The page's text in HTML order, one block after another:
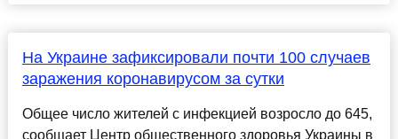
На Украине зафиксировали почти 100 случаев
заражения коронавирусом за сутки
Общее число жителей с инфекцией возросло до 645,
сообщает Центр общественного здоровья Украины в